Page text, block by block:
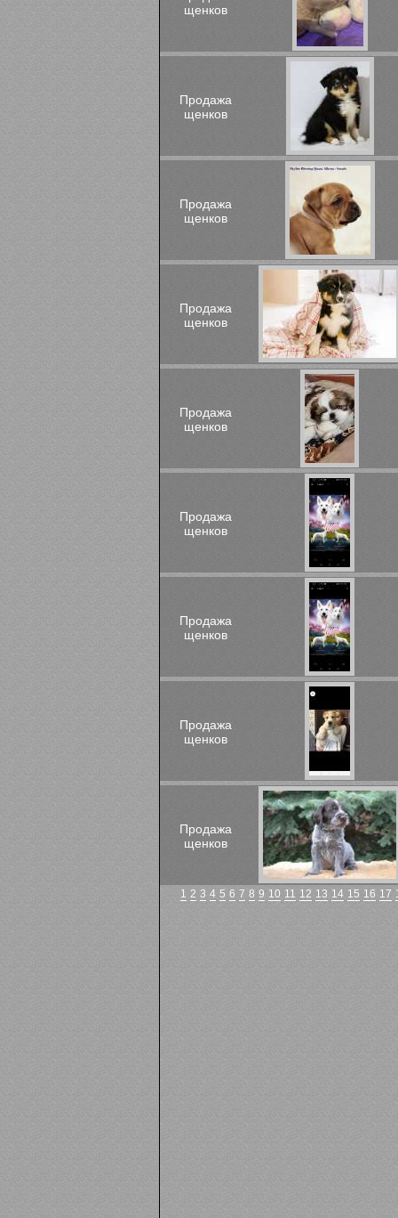
щенков
Продажа
щенков
Продажа
щенков
Продажа
щенков
Продажа
щенков
Продажа
щенков
Продажа
щенков
Продажа
щенков
Продажа
щенков
1 2 3 4 5 6 7 8 9 10 11 12 13 14 15 16 17